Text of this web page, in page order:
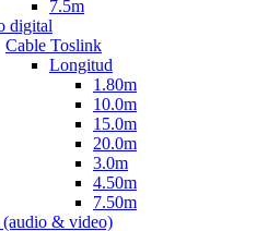
7.5m
digital
Cable Toslink
Longitud
1.80m
10.0m
15.0m
20.0m
3.0m
4.50m
7.50m
& video)